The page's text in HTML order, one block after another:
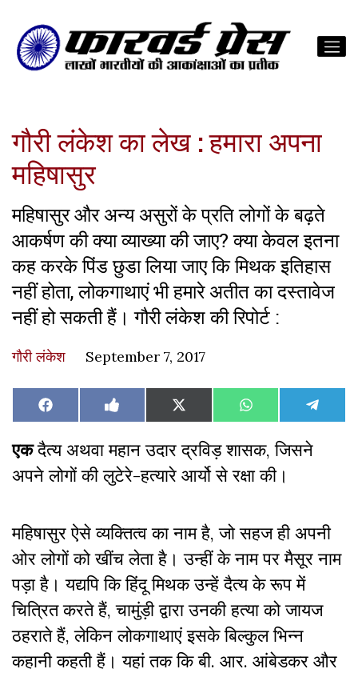
गौरी लंकेश का लेख : हमारा अपना
महिषासुर
महिषासुर और अन्य असुरों के प्रति लोगों के बढ़ते
आकर्षण की क्या व्याख्या की जाए? क्या केवल इतना
कह करके पिंड छुडा लिया जाए कि मिथक इतिहास
नहीं होता, लोकगाथाएं भी हमारे अतीत का दस्तावेज
नहीं हो सकती हैं। गौरी लंकेश की रिपोर्ट :
गौरी लंकेश September 7, 2017
Share
on
Facebook Share
on
Like
on
Share
on
X
(Twitter)
Share
on
WhatsAppShare
on
एकदैत्य अथवा महान उदार द्रविड़ शासक, जिसने
अपने लोगों की लुटेरे-हत्यारे आर्यो से रक्षा की।
महिषासुर ऐसे व्यक्तित्व का नाम है,जो सहज ही अपनी
ओर लोगों को खींच लेता है। उन्हीं के नाम पर मैसूर नाम
पड़ा है। यद्यपि कि हिंदू मिथक उन्हें दैत्य के रूप में
चित्रित करते हैं, चामुंड़ी द्वारा उनकी हत्या को जायज
ठहराते हैं, लेकिन लोकगाथाएं इसके बिल्कुल भिन्न
कहानी कहती हैं। यहां तक कि बी. आर. आंबेडकर और